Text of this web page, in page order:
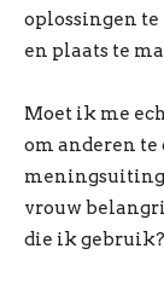
oplossingen
en plaats te
Moet ik me
om anderen
vrouw
die ik gebruik?